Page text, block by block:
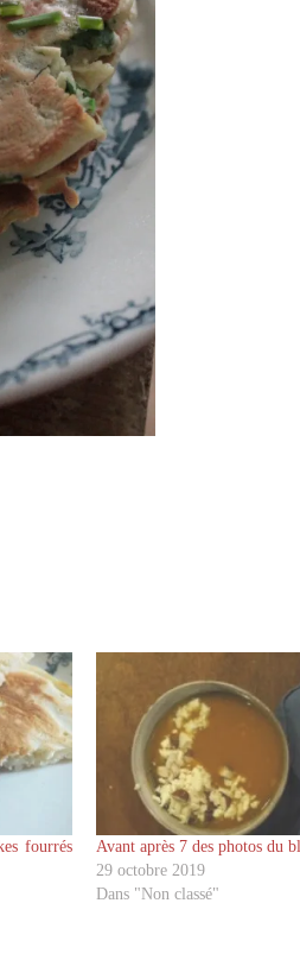
fourrés
Avant après 7 des photos du
29 octobre 2019
Dans "Non classé"